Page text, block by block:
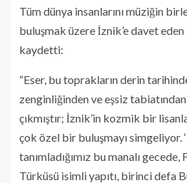
Tüm dünya insanlarını müziğin
buluşmak üzere İznik’e davet eden
kaydetti:
“Eser, bu toprakların derin
zenginliğinden ve eşsiz
çıkmıştır; İznik’in kozmik bir
çok özel bir buluşmayı simgeliyor.
tanımladığımız bu manalı gecede,
Türküsü isimli yapıtı, birinci defa